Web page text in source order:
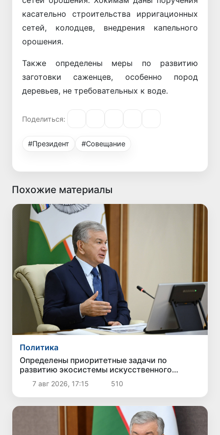
касательно строительства ирригационных
сетей, колодцев, внедрения капельного
орошения.
Также определены меры по развитию
заготовки саженцев, особенно пород
деревьев, не требовательных к воде.
Поделиться:
#Президент #Совещание
Похожие материалы
Политика
Определены приоритетные задачи по
развитию экосистемы искусственного
интеллекта
7 авг 2026, 17:15 510